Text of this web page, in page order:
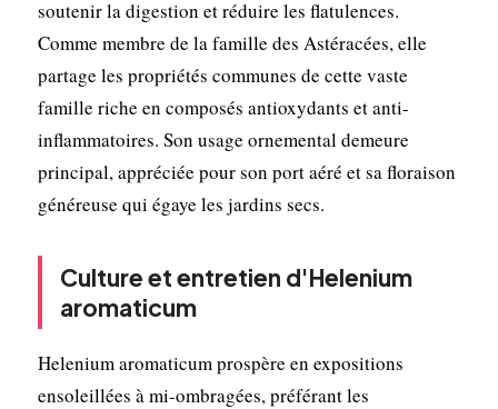
soutenir la digestion et réduire les flatulences.
Comme membre de la famille des Astéracées, elle
partage les propriétés communes de cette vaste
famille riche en composés antioxydants et anti-
inflammatoires. Son usage ornemental demeure
principal, appréciée pour son port aéré et sa floraison
généreuse qui égaye les jardins secs.
Culture et entretien d'Helenium
aromaticum
Helenium aromaticum prospère en expositions
ensoleillées à mi-ombragées, préférant les